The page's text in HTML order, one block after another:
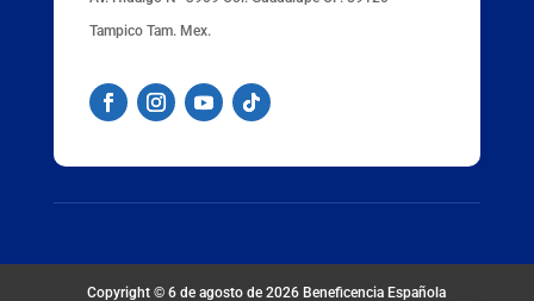
Tampico Tam. Mex.
Copyright © 6 de agosto de 2026 Beneficencia Española